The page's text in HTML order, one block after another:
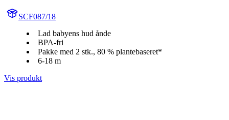
SCF087/18
Lad babyens hud ånde
BPA-fri
Pakke med 2 stk., 80 % plantebaseret*
6-18 m
Vis produkt